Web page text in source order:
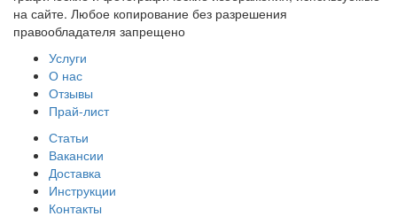
на сайте. Любое копирование без разрешения
правообладателя запрещено
Услуги
О нас
Отзывы
Прай-лист
Статьи
Вакансии
Доставка
Инструкции
Контакты